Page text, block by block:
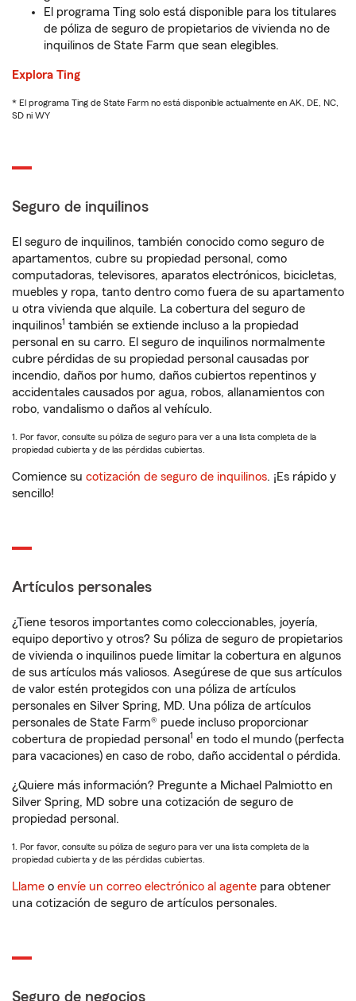
El programa Ting solo está disponible para los titulares
de póliza de seguro de propietarios de vivienda no de
inquilinos de State Farm que sean elegibles.
Explora Ting
* El programa Ting de State Farm no está disponible actualmente en AK, DE, NC,
SD ni WY
Seguro de inquilinos
El seguro de inquilinos, también conocido como seguro de
apartamentos, cubre su propiedad personal, como
computadoras, televisores, aparatos electrónicos, bicicletas,
muebles y ropa, tanto dentro como fuera de su apartamento
u otra vivienda que alquile. La cobertura del seguro de
inquilinos1 también se extiende incluso a la propiedad
personal en su carro. El seguro de inquilinos normalmente
cubre pérdidas de su propiedad personal causadas por
incendio, daños por humo, daños cubiertos repentinos y
accidentales causados por agua, robos, allanamientos con
robo, vandalismo o daños al vehículo.
1. Por favor, consulte su póliza de seguro para ver a una lista completa de la
propiedad cubierta y de las pérdidas cubiertas.
Comience su cotización de seguro de inquilinos. ¡Es rápido y
sencillo!
Artículos personales
¿Tiene tesoros importantes como coleccionables, joyería,
equipo deportivo y otros? Su póliza de seguro de propietarios
de vivienda o inquilinos puede limitar la cobertura en algunos
de sus artículos más valiosos. Asegúrese de que sus artículos
de valor estén protegidos con una póliza de artículos
personales en Silver Spring, MD. Una póliza de artículos
personales de State Farm® puede incluso proporcionar
cobertura de propiedad personal 1 en todo el mundo (perfecta
para vacaciones) en caso de robo, daño accidental o pérdida.
¿Quiere más información? Pregunte a Michael Palmiotto en
Silver Spring, MD sobre una cotización de seguro de
propiedad personal.
1. Por favor, consulte su póliza de seguro para ver una lista completa de la
propiedad cubierta y de las pérdidas cubiertas.
Llame o envíe un correo electrónico al agente para obtener
una cotización de seguro de artículos personales.
Seguro de negocios